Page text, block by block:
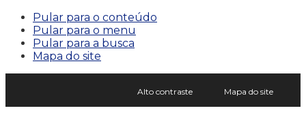
Pular para o conteúdo
Pular para o menu
Pular para a busca
Mapa do site
Alto contraste Mapa do site